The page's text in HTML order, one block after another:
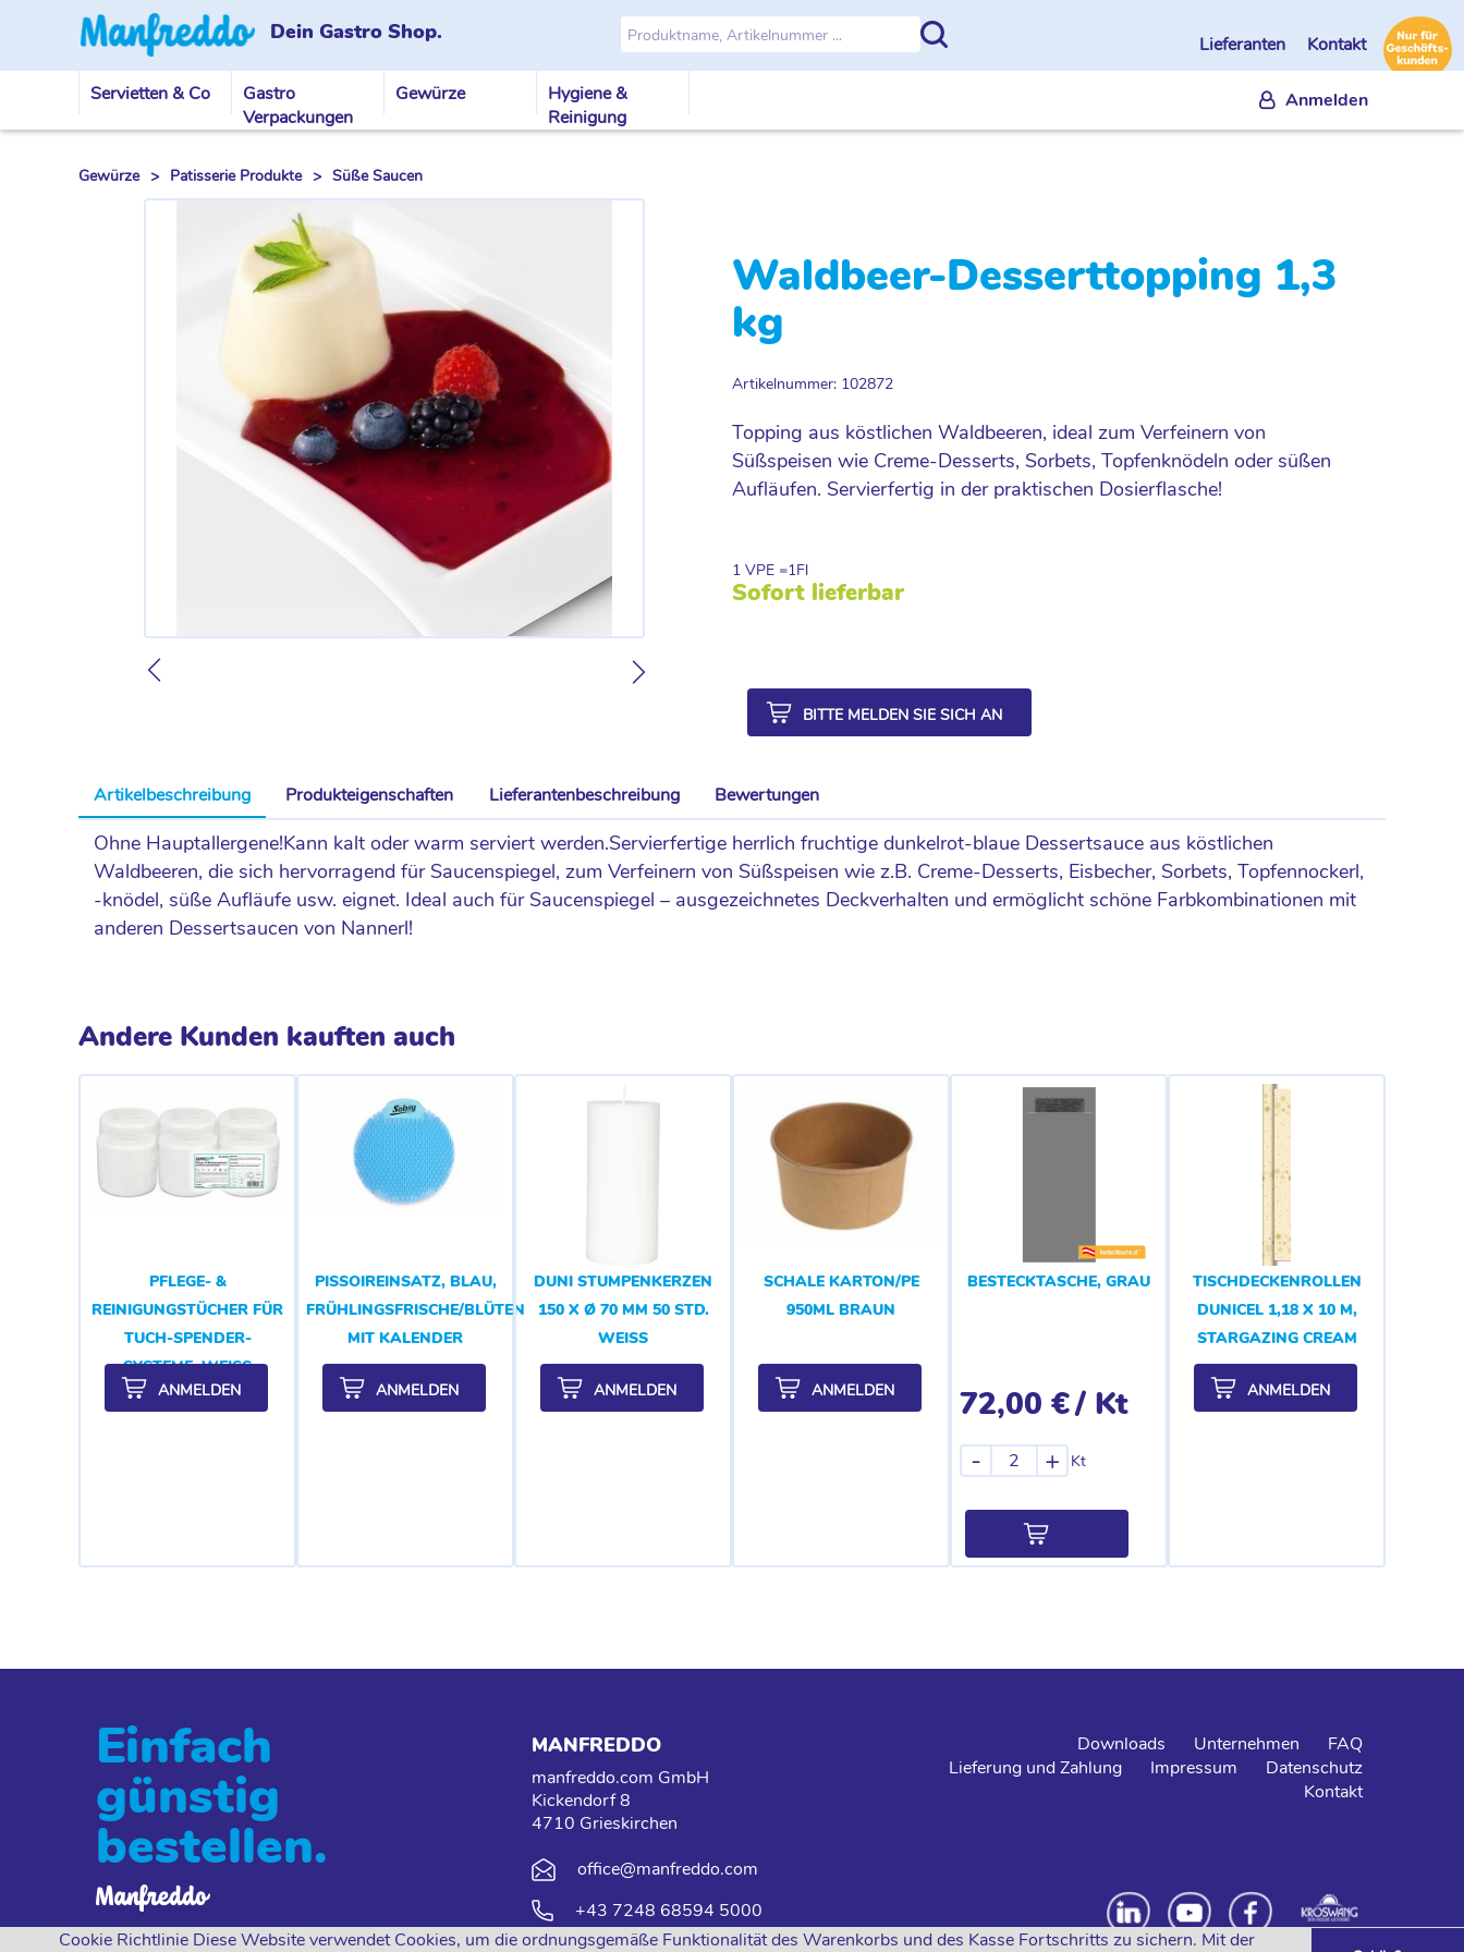
Cookie Richtlinie Diese Website verwendet Cookies, um die ordnungsgemäße Funktionalität des Warenkorbs und des Kasse Fortschritts zu sichern. Mit der
Dein Gastro Shop. Lieferanten Kontakt
Servietten & Co
Gastro
Verpackungen
Gewürze
Hygiene &
Reinigung
Anmelden
Gewürze > Patisserie Produkte > Süße Saucen
Waldbeer-Desserttopping 1,3
kg
Artikelnummer: 102872
Topping aus köstlichen Waldbeeren, ideal zum Verfeinern von
Süßspeisen wie Creme-Desserts, Sorbets, Topfenknödeln oder süßen
Aufläufen. Servierfertig in der praktischen Dosierflasche!
1 VPE =1Fl
Sofort lieferbar
BITTE MELDEN SIE SICH AN
Artikelbeschreibung Produkteigenschaften Lieferantenbeschreibung Bewertungen
Ohne Hauptallergene!Kann kalt oder warm serviert werden.Servierfertige herrlich fruchtige dunkelrot-blaue Dessertsauce aus köstlichen
Waldbeeren, die sich hervorragend für Saucenspiegel, zum Verfeinern von Süßspeisen wie z.B. Creme-Desserts, Eisbecher, Sorbets, Topfennockerl,
-knödel, süße Aufläufe usw. eignet. Ideal auch für Saucenspiegel – ausgezeichnetes Deckverhalten und ermöglicht schöne Farbkombinationen mit
anderen Dessertsaucen von Nannerl!
Andere Kunden kauften auch
PFLEGE- &
REINIGUNGSTÜCHER FÜR
TUCH-SPENDER-
SYSTEME, WEISS
ANMELDEN
PISSOIREINSATZ, BLAU,
FRÜHLINGSFRISCHE/BLÜTENDUFT
MIT KALENDER
ANMELDEN
DUNI STUMPENKERZEN
150 X Ø 70 MM 50 STD.
WEISS
ANMELDEN
SCHALE KARTON/PE
950ML BRAUN
ANMELDEN
BESTECKTASCHE, GRAU
72,00 €/ Kt
Kt
- +
TISCHDECKENROLLEN
DUNICEL 1,18 X 10 M,
STARGAZING CREAM
ANMELDEN
Einfach
günstig
bestellen.
MANFREDDO
manfreddo.com GmbH
Kickendorf 8
4710 Grieskirchen
office@manfreddo.com
+43 7248 68594 5000
Downloads Unternehmen
FAQ
Lieferung und Zahlung
Impressum
Datenschutz
Kontakt